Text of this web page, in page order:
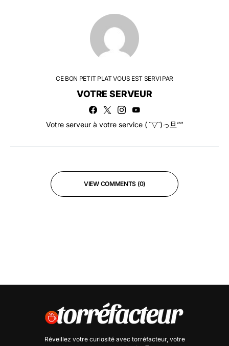
CE BON PETIT PLAT VOUS EST SERVI PAR
VOTRE SERVEUR
Votre serveur à votre service ( ˘▽˘)っ旦””
VIEW COMMENTS (0)
Réveillez votre curiosité avec torréfacteur, votre